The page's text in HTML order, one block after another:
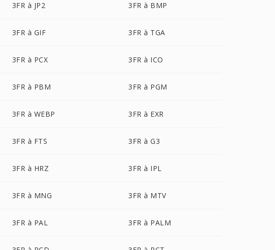
3FR à JP2 3FR à BMP
3FR à GIF 3FR à TGA
3FR à PCX 3FR à ICO
3FR à PBM 3FR à PGM
3FR à WEBP 3FR à EXR
3FR à FTS 3FR à G3
3FR à HRZ 3FR à IPL
3FR à MNG 3FR à MTV
3FR à PAL 3FR à PALM